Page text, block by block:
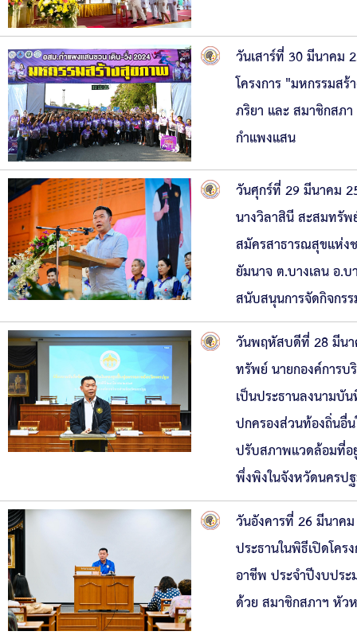
วันเสาร์ที่ 30 มีนาคม
โครงการ "มหกรรมส
ภริยา และ สมาชิกสภ
กำแพงแสน
วันศุกร์ที่ 29 มีนาคม
นางวิลาสินี สะสมทรัพ
สมัครสาธารณสุขแห่ง
ยัมนาจ ต.บางเลน อ.
สนับสนุนการจัดกิจกร
วันพฤหัสบดีที่ 28 มีน
ทรัพย์ นายกองค์การ
เป็นประธานลงนามบั
ปกครองส่วนท้องถิ่นอื่
ปรับสภาพแวดล้อมที่อ
พึ่งพิงในจังหวัดนครป
วันอังคารที่ 26 มีนาค
ประธานในพิธีเปิดโค
อาชีพ ประจำปีงบปร
ด้วย สมาชิกสภาฯ หัว